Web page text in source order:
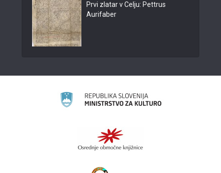
Prvi zlatar v Celju: Pettrus
Aurifaber